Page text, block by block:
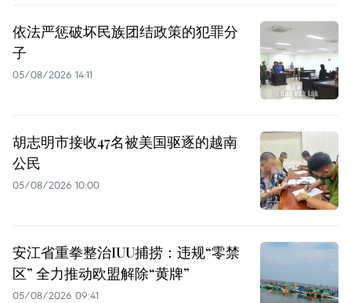
依法严惩破坏民族团结政策的犯罪分
子
05/08/2026 14:11
胡志明市接收47名被美国驱逐的越南
公民
05/08/2026 10:00
安江省重拳整治IUU捕捞：违规“零禁
区” 全力推动欧盟解除“黄牌”
05/08/2026 09:41